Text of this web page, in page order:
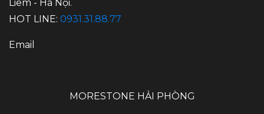
Liêm - Hà Nội.
HOT LINE: 0931.31.88.77
Email
MORESTONE HẢI PHÒNG